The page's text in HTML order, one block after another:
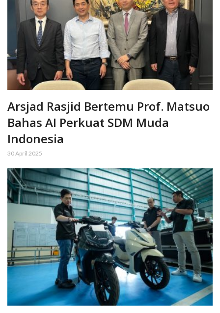
Arsjad Rasjid Bertemu Prof. Matsuo
Bahas AI Perkuat SDM Muda
Indonesia
30 April 2025